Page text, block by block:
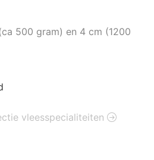
500 gram) en 4 cm (1200
vleesspecialiteiten